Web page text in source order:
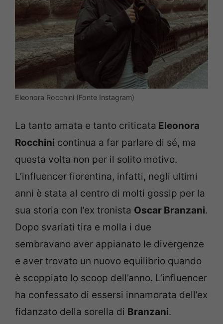
Eleonora Rocchini (Fonte Instagram)
La tanto amata e tanto criticata Eleonora
Rocchini continua a far parlare di sé, ma
questa volta non per il solito motivo.
L’influencer fiorentina, infatti, negli ultimi
anni è stata al centro di molti gossip per la
sua storia con l’ex tronista Oscar Branzani.
Dopo svariati tira e molla i due
sembravano aver appianato le divergenze
e aver trovato un nuovo equilibrio quando
è scoppiato lo scoop dell’anno. L’influencer
ha confessato di essersi innamorata dell’ex
fidanzato della sorella di Branzani.